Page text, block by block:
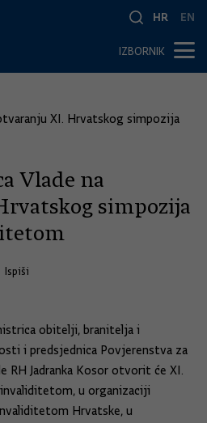
HR EN
IZBORNIK
XI. Hrvatskog simpozija
Vlade na
simpozija
Ispiši
obitelji, branitelja i
i predsjednica Povjerenstva za
RH Jadranka Kosor otvorit će XI.
u organizaciji
Hrvatske, u